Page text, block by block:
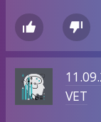
 
VET